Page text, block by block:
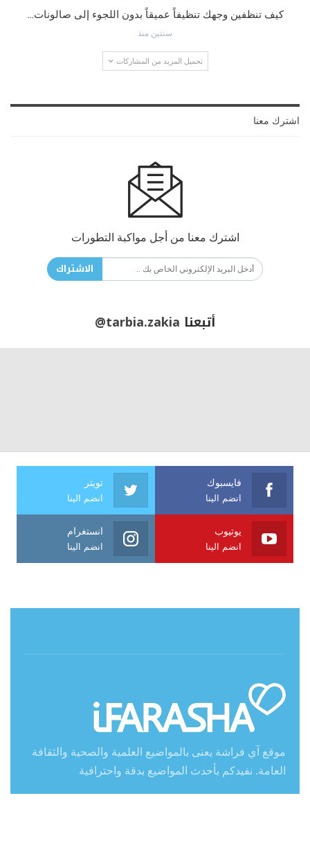
كيف تنظفين وجهك تنظيفاً عميقاً بدون اللجوء إلى صالونات…
سنتين منذ
تحميل المزيد من المشاركات
اشترك معنا
اشترك معنا من أجل مواكبة التطورات
الاشتراك
أتبعنا @tarbia.zakia
فايسبوك
انضم الينا
تويتر
انضم الينا
يوتيوب
انضم الينا
انستغرام
انضم الينا
موقع آي فراشة يعنى بالمواضيع العلمية والصحية والثقافة
العامة. نفيدكم بأحدث المواضيع بدقة واحترافية